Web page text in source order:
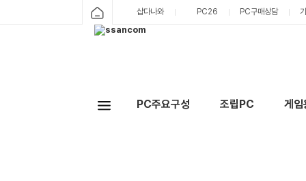
샵다나와 PC26 PC구매상담
PC주요구성 조립PC 게